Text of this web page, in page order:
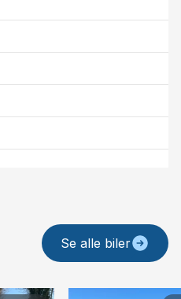
Se alle biler